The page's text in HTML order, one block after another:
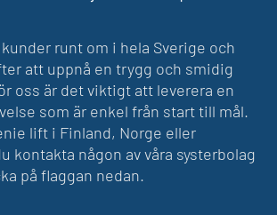
runt om i hela Sverige och
att uppnå en trygg och smidig
oss är det viktigt att leverera en
som är enkel från start till mål.
lift i Finland, Norge eller
kontakta någon av våra systerbolag
på flaggan nedan.